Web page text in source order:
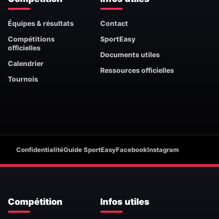
Équipes & résultats
Compétitions
officielles
Calendrier
Tournois
Contact
SportEasy
Documents utiles
Ressources officielles
ConfidentialitéGuide SportEasyFacebookInstagram
Compétition Infos utiles